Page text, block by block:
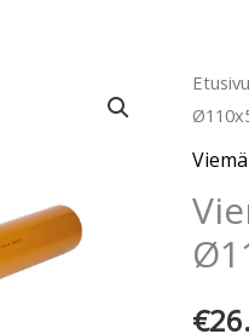
€
määrä